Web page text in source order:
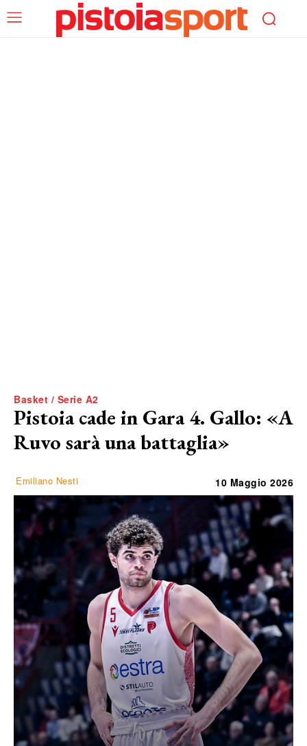
Basket / Serie A2
Pistoia cade in Gara 4. Gallo: «A
Ruvo sarà una battaglia»
Emiliano Nesti 10 Maggio 2026